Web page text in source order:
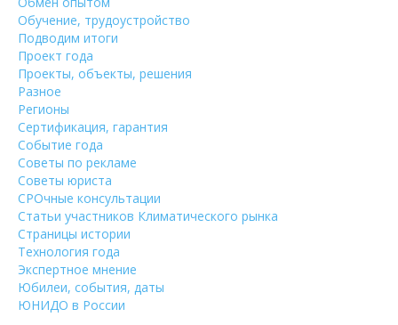
Обучение, трудоустройство
Подводим итоги
Проект года
Проекты, объекты, решения
Разное
Регионы
Сертификация, гарантия
Событие года
Советы по рекламе
Советы юриста
СРОчные консультации
Статьи участников Климатического рынка
Страницы истории
Технология года
Экспертное мнение
Юбилеи, события, даты
ЮНИДО в России